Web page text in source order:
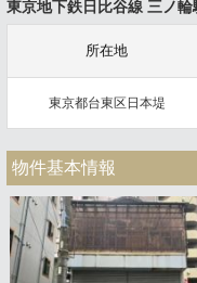
東京地下鉄日比谷線 三ノ
所在地
東京都台東区日本堤
物件基本情報